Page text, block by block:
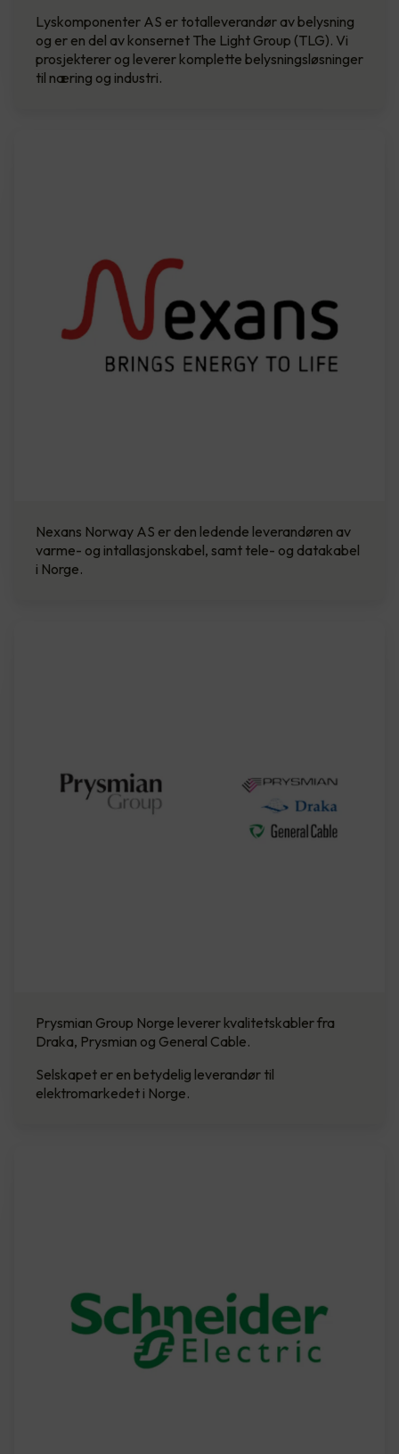
Lyskomponenter AS er totalleverandør av belysning
og er en del av konsernet The Light Group (TLG). Vi
prosjekterer og leverer komplette belysningsløsninger
til næring og industri.
Nexans Norway AS er den ledende leverandøren av
varme- og intallasjonskabel, samt tele- og datakabel
i Norge.
Prysmian Group Norge leverer kvalitetskabler fra
Draka, Prysmian og General Cable.
Selskapet er en betydelig leverandør til
elektromarkedet i Norge.